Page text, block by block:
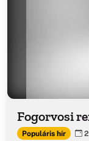
Fogorvosi
Populáris hír